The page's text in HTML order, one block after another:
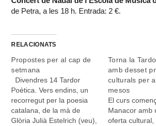
de Petra, a les 18 h. Entrada: 2 €.
RELACIONATS
Propostes per al cap de
setmana
Divendres 14 Tardor
Poètica. Vers endins, un
recorregut per la poesia
catalana, de la mà de
Glòria Julià Estelrich (veu),
Torna la
amb desset
culturals per
mesos
El curs
Manacor amb
oferta cultural,